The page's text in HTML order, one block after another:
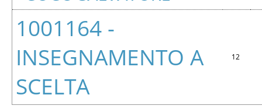
1001164 -
INSEGNAMENTO A
SCELTA
12